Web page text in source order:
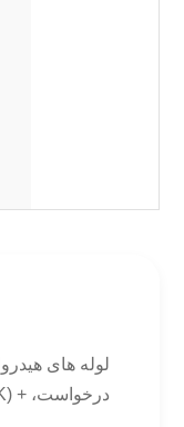
درخواست، + N (NBK) یا + C (BK) در دسترس است. 3قطر بیرونی< 40 میلی متر +/- 0.2 میلی متراز 40 تا 100 میلی متر +/- 0.3 میلی متر>100mm +/- 0.5mm 4ضخامت ...